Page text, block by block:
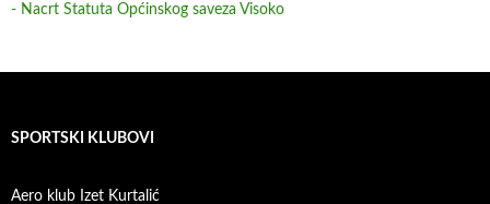
- Nacrt Statuta Općinskog saveza Visoko
SPORTSKI KLUBOVI
Aero klub Izet Kurtalić